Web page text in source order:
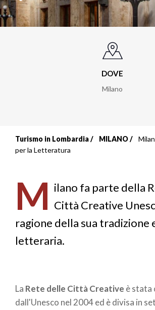
DOVE
Milano
Briciole
pane
Turismo in Lombardia MILANO
per la Letteratura
M ilano fa parte della
Città Creative
ragione della sua tradizione
letteraria.
La Rete delle Città Creative è stata
dall'Unesco nel 2004 ed è divisa in